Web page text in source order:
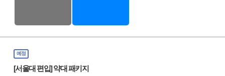
예정
[서울대 편입] 약대 패키지